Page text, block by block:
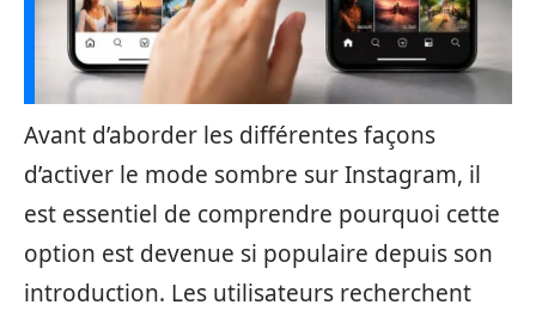
Avant d’aborder les différentes façons
d’activer le mode sombre sur Instagram, il
est essentiel de comprendre pourquoi cette
option est devenue si populaire depuis son
introduction. Les utilisateurs recherchent